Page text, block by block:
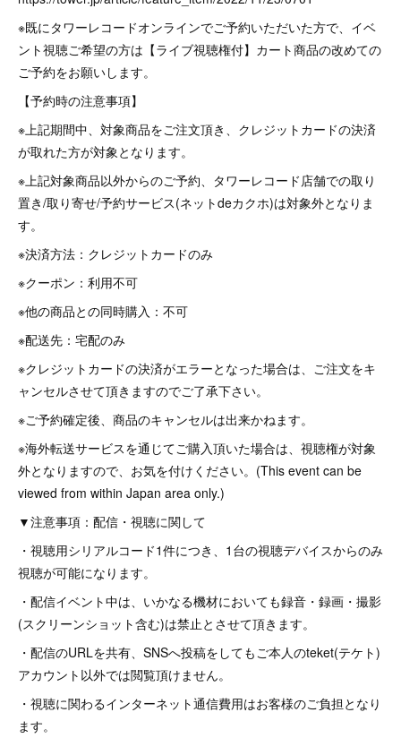
※既にタワーレコードオンラインでご予約いただいた方で、イベ
ント視聴ご希望の方は【ライブ視聴権付】カート商品の改めての
ご予約をお願いします。
【予約時の注意事項】
※上記期間中、対象商品をご注文頂き、クレジットカードの決済
が取れた方が対象となります。
※上記対象商品以外からのご予約、タワーレコード店舗での取り
置き/取り寄せ/予約サービス(ネットdeカクホ)は対象外となりま
す。
※決済方法：クレジットカードのみ
※クーポン：利用不可
※他の商品との同時購入：不可
※配送先：宅配のみ
※クレジットカードの決済がエラーとなった場合は、ご注文をキ
ャンセルさせて頂きますのでご了承下さい。
※ご予約確定後、商品のキャンセルは出来かねます。
※海外転送サービスを通じてご購入頂いた場合は、視聴権が対象
外となりますので、お気を付けください。(This event can be
viewed from within Japan area only.)
▼注意事項：配信・視聴に関して
・視聴用シリアルコード1件につき、1台の視聴デバイスからのみ
視聴が可能になります。
・配信イベント中は、いかなる機材においても録音・録画・撮影
(スクリーンショット含む)は禁止とさせて頂きます。
・配信のURLを共有、SNSへ投稿をしてもご本人のteket(テケト)
アカウント以外では閲覧頂けません。
・視聴に関わるインターネット通信費用はお客様のご負担となり
ます。